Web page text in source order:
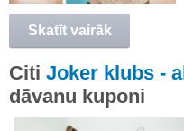
Skatīt vairāk
Citi Joker klubs -
dāvanu kuponi